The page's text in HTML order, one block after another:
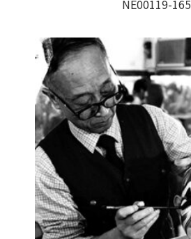
NE00119-165